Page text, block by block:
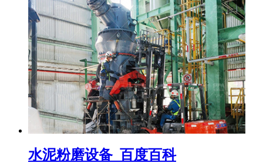
水泥粉磨设备_百度百科